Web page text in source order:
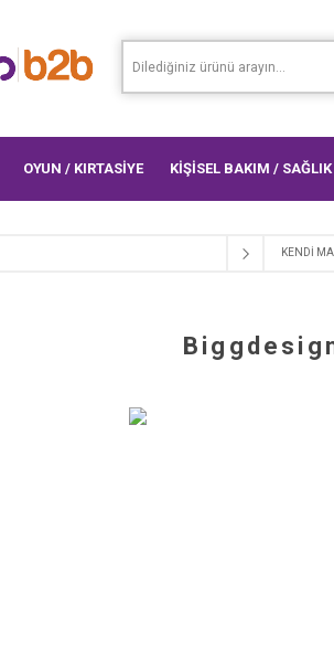
OYUN / KIRTASİYE KİŞİSEL BAKIM / SAĞLIK
KENDI